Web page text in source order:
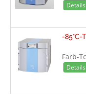
Details
-85°C-
Farb-
Details